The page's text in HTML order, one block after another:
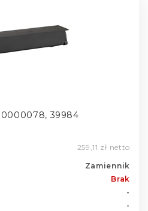
39984
259,11 zł netto
Zamiennik
Brak
-
-